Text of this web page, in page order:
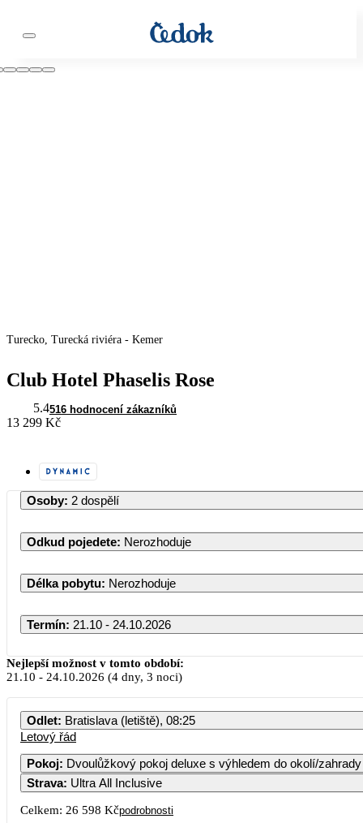
Turecko, Turecká riviéra - Kemer
Club Hotel Phaselis Rose
5.4516 hodnocení zákazníků
13 299 Kč
Osoby: 2 dospělí
Odkud pojedete: Nerozhoduje
Délka pobytu: Nerozhoduje
Termín: 21.10 - 24.10.2026
PO
Nejlepší možnost v tomto období:
21.10 - 24.10.2026 (4 dny, 3 noci)
Odlet: Bratislava (letiště), 08:25
Letový řád
Pokoj: Dvoulůžkový pokoj deluxe s výhledem do okolí/zahrady
Strava: Ultra All Inclusive
Celkem: 26 598 Kčpodrobnosti